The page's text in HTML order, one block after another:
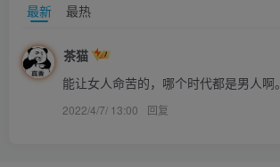
最新 最热
茶猫
能让女人命苦的，哪个时代都是男人啊。
2022/4/7/ 13:00 回复